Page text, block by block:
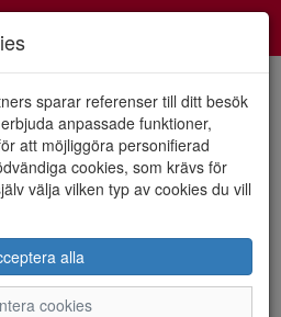
Visa filter
i olika
,memosoft sula ,skinn sula eller tyg
sparar referenser till ditt besök
anpassade funktioner,
att möjliggöra personifierad
cookies, som krävs för
välja vilken typ av cookies du vill
alla
cookies